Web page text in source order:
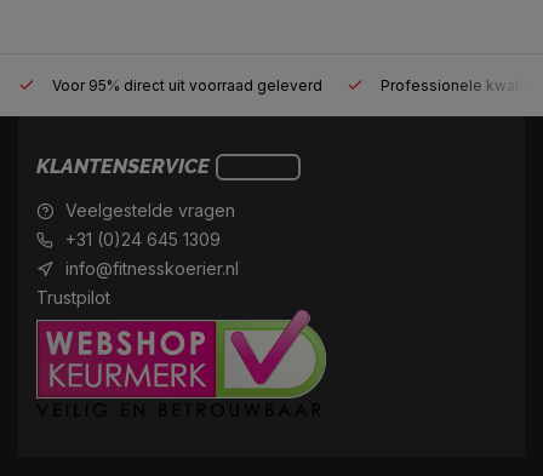
Voor 95% direct uit voorraad geleverd Professionele
KLANTENSERVICE
Veelgestelde vragen
+31 (0)24 645 1309
info@fitnesskoerier.nl
Trustpilot